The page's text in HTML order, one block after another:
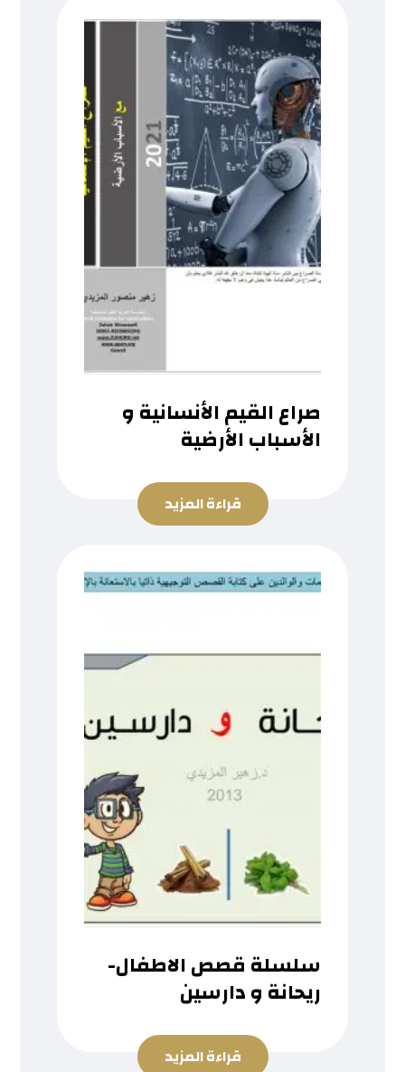
صراع القيم الأنسانية و
الأسباب الأرضية
قراءة المزيد
سلسلة قصص الاطفال-
ريحانة و دارسين
قراءة المزيد